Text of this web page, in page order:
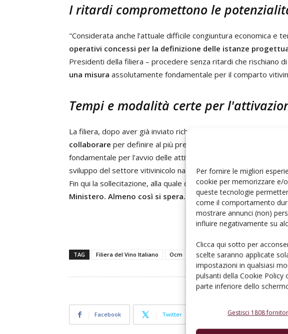
Per fornire le migliori
cookie per memorizzare e/
queste tecnologie
come il comportamento
mostrare annunci (non)
influire negativamente su
Clicca qui sotto per
scelte saranno applicate
impostazioni in qualsiasi
pulsanti della Cookie Policy
parte inferiore dello
Gestisci 1808
I ritardi compromettono le
"Considerata anche l’attuale difficile congiuntura economica e
operativi concessi per la definizione delle istanze
Presidenti della filiera – procedere senza ritardi che rischiano di
una misura assolutamente fondamentale per il comparto
Tempi e modalità certe per
La filiera, dopo aver già inviato richieste e proposte a riguardo,
collaborare per definire al più presto tempi e modalità certe
fondamentale per l’avvio delle attività di promozione, sempre
sviluppo del settore vitivinicolo nazionale.
Fin qui la sollecitazione, alla quale dovrà ora seguireuna
Ministero. Almeno così si spera.
TAG Filiera del Vino Italiano Ocm OCM vino organizzazione di
Facebook Twitter Linkedin